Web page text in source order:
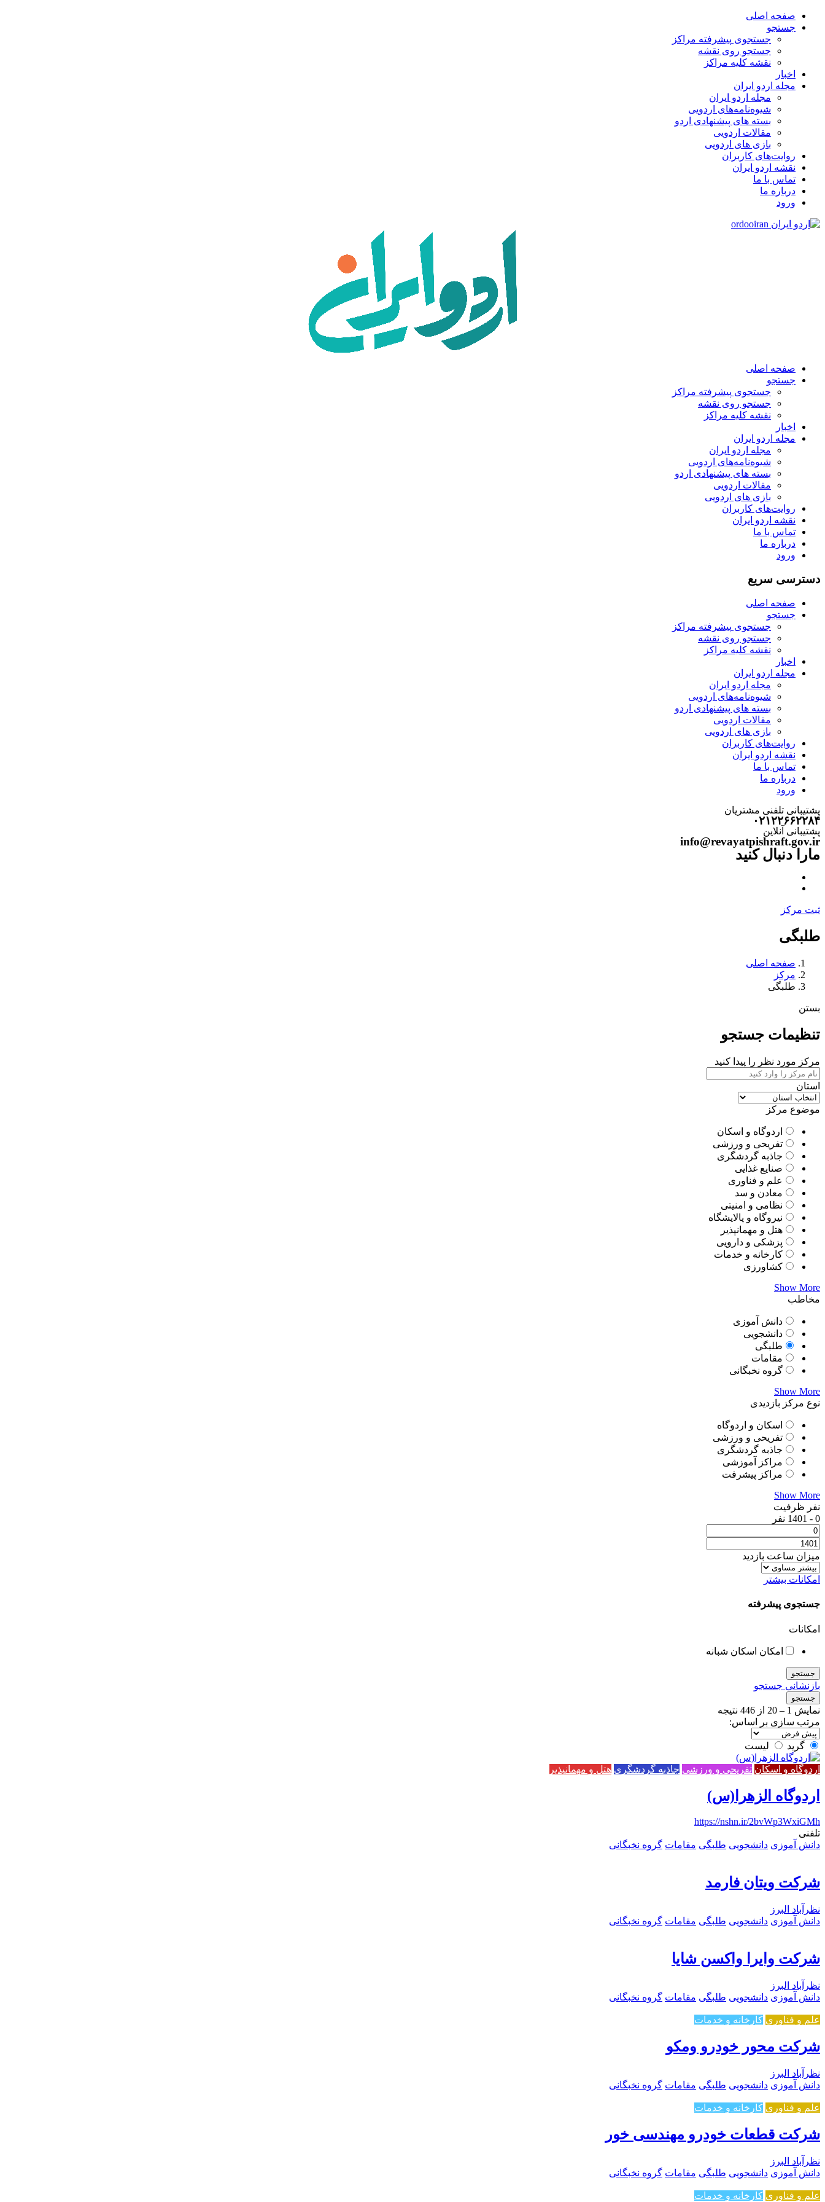
صفحه اصلی
جستجو
جستجوی پیشرفته مراکز
جستجو روی نقشه
نقشه کلیه مراکز
اخبار
مجله اردو ایران
مجله اردو ایران
شیوه‌نامه‌های اردویی
بسته های پیشنهادی اردو
مقالات اردویی
بازی های اردویی
روایت‌های کاربران
نقشه اردو ایران
تماس با ما
درباره ما
ورود
صفحه اصلی
جستجو
جستجوی پیشرفته مراکز
جستجو روی نقشه
نقشه کلیه مراکز
اخبار
مجله اردو ایران
مجله اردو ایران
شیوه‌نامه‌های اردویی
بسته های پیشنهادی اردو
مقالات اردویی
بازی های اردویی
روایت‌های کاربران
نقشه اردو ایران
تماس با ما
درباره ما
ورود
دسترسی سریع
صفحه اصلی
جستجو
جستجوی پیشرفته مراکز
جستجو روی نقشه
نقشه کلیه مراکز
اخبار
مجله اردو ایران
مجله اردو ایران
شیوه‌نامه‌های اردویی
بسته های پیشنهادی اردو
مقالات اردویی
بازی های اردویی
روایت‌های کاربران
نقشه اردو ایران
تماس با ما
درباره ما
ورود
پشتیبانی تلفنی مشتریان
۰۲۱۲۲۶۶۲۲۸۴
پشتیبانی آنلاین
info@revayatpishraft.gov.ir
مارا دنبال کنید
ثبت مرکز
طلبگی
صفحه اصلی
مرکز
طلبگی
بستن
تنظیمات جستجو
مرکز مورد نظر را پیدا کنید
استان
موضوع مرکز
اردوگاه و اسکان
تفریحی و ورزشی
جاذبه گردشگری
صنایع غذایی
علم و فناوری
معادن و سد
نظامی و امنیتی
نیروگاه و پالایشگاه
هتل و مهمانپذیر
پزشکی و دارویی
کارخانه و خدمات
کشاورزی
Show More
مخاطب
دانش آموزی
دانشجویی
طلبگی
مقامات
گروه نخبگانی
Show More
نوع مرکز بازدیدی
اسکان و اردوگاه
تفریحی و ورزشی
جاذبه گردشگری
مراکز آموزشی
مراکز پیشرفت
Show More
نفر ظرفیت
0
-
1401 نفر
میزان ساعت بازدید
امکانات بیشتر
جستجوی پیشرفته
امکانات
امکان اسکان شبانه
جستجو
بازنشانی جستجو
جستجو
نمایش 1
–
20 از 446 نتیجه
مرتب سازی بر اساس:
گرید لیست
اردوگاه و اسکان تفریحی و ورزشی جاذبه گردشگری هتل و مهمانپذیر
اردوگاه الزهرا(س)
https://nshn.ir/2bvWp3WxiGMh
تلفنی ‌
دانش آموزی دانشجویی طلبگی مقامات گروه نخبگانی
شرکت ویتان فارمد
نظرآباد البرز
دانش آموزی دانشجویی طلبگی مقامات گروه نخبگانی
شرکت وایرا واکسن شایا
نظرآباد البرز
دانش آموزی دانشجویی طلبگی مقامات گروه نخبگانی
علم و فناوری کارخانه و خدمات
شرکت محور خودرو ومکو
نظرآباد البرز
دانش آموزی دانشجویی طلبگی مقامات گروه نخبگانی
علم و فناوری کارخانه و خدمات
شرکت قطعات خودرو مهندسی خور
نظرآباد البرز
دانش آموزی دانشجویی طلبگی مقامات گروه نخبگانی
علم و فناوری کارخانه و خدمات